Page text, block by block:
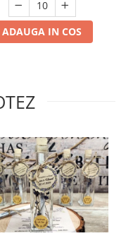
ADAUGA IN COS